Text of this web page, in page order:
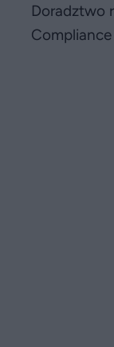
Doradztwo
Compliance